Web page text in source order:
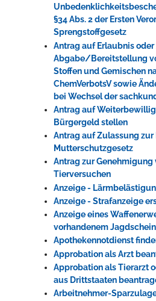
§34 Abs. 2 der Ersten
Sprengstoffgesetz
Antrag auf Erlaubnis
Abgabe/Bereitstellung
Stoffen und Gemischen
ChemVerbotsV sowie
bei Wechsel der
Antrag auf
Bürgergeld stellen
Antrag auf Zulassung
Mutterschutzgesetz
Antrag zur Genehmigung
Tierversuchen
Anzeige -
Anzeige - Strafanzeige
Anzeige eines
vorhandenem Jagdschein
Apothekennotdienst
Approbation als Arzt
Approbation als Tierarzt
aus Drittstaaten
Arbeitnehmer-